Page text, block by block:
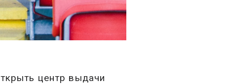
центр выдачи